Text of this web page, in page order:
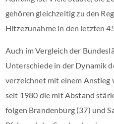
gehören gleichzeitig zu den
Hitzezunahme in den letzten
Auch im Vergleich der
Unterschiede in der Dynamik
verzeichnet mit einem
seit 1980 die mit Abstand
folgen Brandenburg (37) und